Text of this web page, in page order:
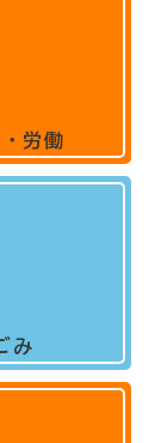
労働
み